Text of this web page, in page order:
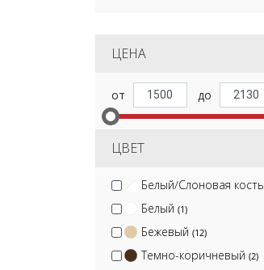
ЦЕНА
ЦВЕТ
Белый/Слоновая кость
Белый (1)
Бежевый (12)
Темно-коричневый (2)